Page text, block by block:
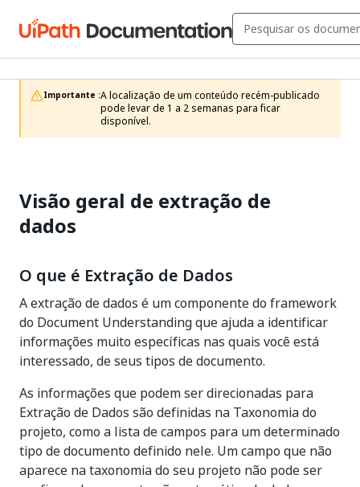
Importante :A localização de um conteúdo recém-publicado
pode levar de 1 a 2 semanas para ficar
disponível.
Visão geral de extração de
dados
O que é Extração de Dados
A extração de dados é um componente do framework
do Document Understanding que ajuda a identificar
informações muito específicas nas quais você está
interessado, de seus tipos de documento.
As informações que podem ser direcionadas para
Extração de Dados são definidas na Taxonomia do
projeto, como a lista de campos para um determinado
tipo de documento definido nele. Um campo que não
aparece na taxonomia do seu projeto não pode ser